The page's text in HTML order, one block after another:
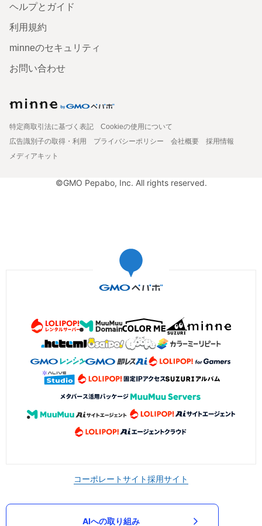
ヘルプとガイド
利用規約
minneのセキュリティ
お問い合わせ
特定商取引法に基づく表記
Cookieの使用について
広告識別子の取得・利用
プライバシーポリシー 会社概要
採用情報
メディアキット
©GMO Pepabo, Inc. All rights reserved.
コーポレートサイト採用サイト
AIへの取り組み